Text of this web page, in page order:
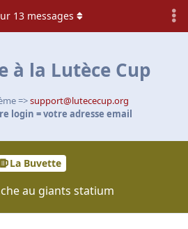
à la Lutèce Cup
=>support@lutececup.org
login = votre adresse email
La Buvette
au giants statium
13 messages